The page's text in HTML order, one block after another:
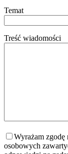
Temat
Treść wiadomości
Wyrażam zgodę
osobowych